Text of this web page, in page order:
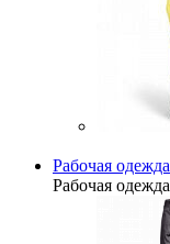
Рабочая одежда
Рабочая одежда